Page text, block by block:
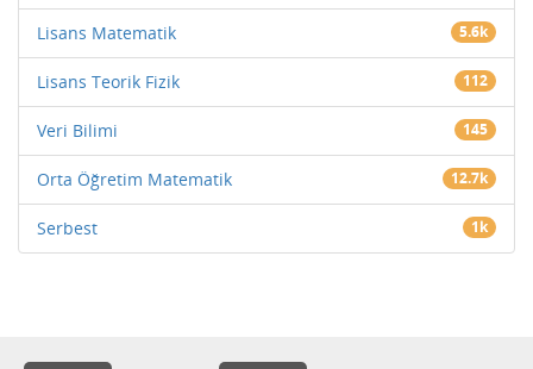
Lisans Matematik 5.6k
Lisans Teorik Fizik 112
Veri Bilimi 145
Orta Öğretim Matematik 12.7k
Serbest 1k